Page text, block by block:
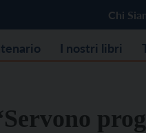
Chi
I nostri libri